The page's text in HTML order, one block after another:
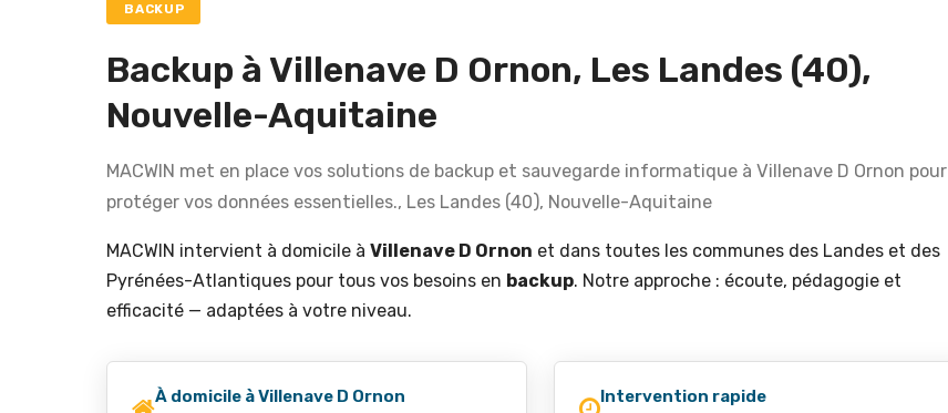
BACKUP
Backup à Villenave D Ornon, Les Landes (40),
Nouvelle-Aquitaine
MACWIN met en place vos solutions de backup et sauvegarde informatique à Villenave D Ornon pour
protéger vos données essentielles., Les Landes (40), Nouvelle-Aquitaine
MACWIN intervient à domicile à Villenave D Ornon et dans toutes les communes des Landes et des
Pyrénées-Atlantiques pour tous vos besoins en backup. Notre approche : écoute, pédagogie et
efficacité — adaptées à votre niveau.
À domicile à Villenave D Ornon Intervention rapide